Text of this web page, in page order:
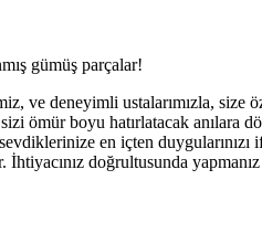
gümüş parçalar!
ve deneyimli ustalarımızla, size
ömür boyu hatırlatacak anılara
en içten
doğrultusunda